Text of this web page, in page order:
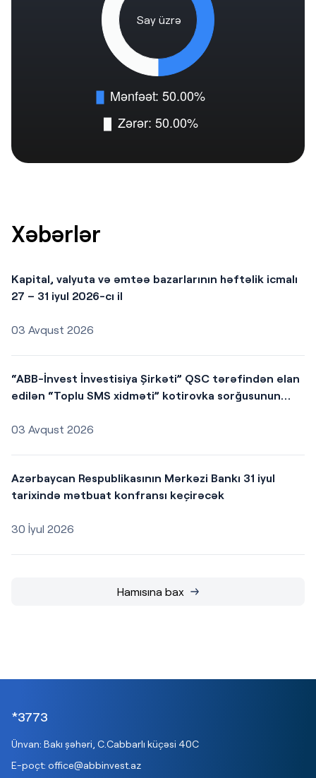
Say üzrə
Xəbərlər
Kapital, valyuta və əmtəə bazarlarının həftəlik icmalı
27 – 31 iyul 2026-cı il
03 Avqust 2026
“ABB-İnvest İnvestisiya Şirkəti” QSC tərəfindən elan
edilən “Toplu SMS xidməti” kotirovka sorğusunun
03 Avqust 2026
Azərbaycan Respublikasının Mərkəzi Bankı 31 iyul
tarixində mətbuat konfransı keçirəcək
30 İyul 2026
Hamısına bax
*3773
Ünvan: Bakı şəhəri, C.Cabbarlı küçəsi 40C
E-poçt: office@abbinvest.az